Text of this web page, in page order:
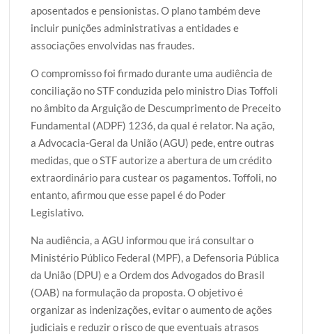
aposentados e pensionistas. O plano também deve
incluir punições administrativas a entidades e
associações envolvidas nas fraudes.
O compromisso foi firmado durante uma audiência de
conciliação no STF conduzida pelo ministro Dias Toffoli
no âmbito da Arguição de Descumprimento de Preceito
Fundamental (ADPF) 1236, da qual é relator. Na ação,
a Advocacia-Geral da União (AGU) pede, entre outras
medidas, que o STF autorize a abertura de um crédito
extraordinário para custear os pagamentos. Toffoli, no
entanto, afirmou que esse papel é do Poder
Legislativo.
Na audiência, a AGU informou que irá consultar o
Ministério Público Federal (MPF), a Defensoria Pública
da União (DPU) e a Ordem dos Advogados do Brasil
(OAB) na formulação da proposta. O objetivo é
organizar as indenizações, evitar o aumento de ações
judiciais e reduzir o risco de que eventuais atrasos